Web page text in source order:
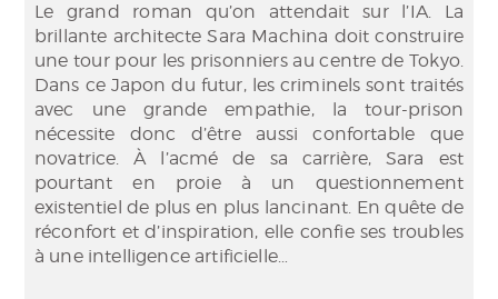
Le grand roman qu’on attendait sur l’IA. La
brillante architecte Sara Machina doit construire
une tour pour les prisonniers au centre de Tokyo.
Dans ce Japon du futur, les criminels sont traités
avec une grande empathie, la tour-prison
nécessite donc d’être aussi confortable que
novatrice. À l’acmé de sa carrière, Sara est
pourtant en proie à un questionnement
existentiel de plus en plus lancinant. En quête de
réconfort et d’inspiration, elle confie ses troubles
à une intelligence artificielle…